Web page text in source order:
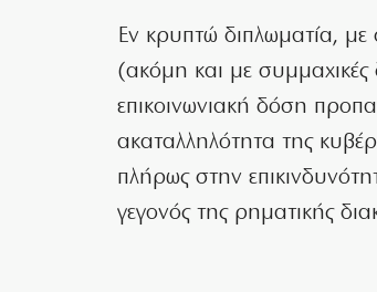
Εν κρυπτώ διπλωματία, με
(ακόμη και με συμμαχικές
επικοινωνιακή δόση
ακαταλληλότητα της
πλήρως στην
γεγονός της ρηματικής